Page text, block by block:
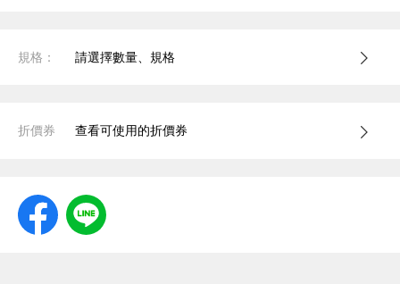
規格： 請選擇數量、規格
折價券 查看可使用的折價券